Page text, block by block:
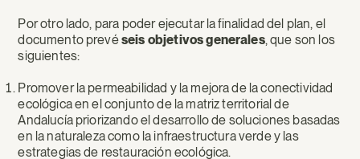
Por otro lado, para poder ejecutar la finalidad del plan, el
documento prevéseis objetivos generales, que son los
siguientes:
Promover la permeabilidad y la mejora de la conectividad
ecológica en el conjunto de la matriz territorial de
Andalucía priorizando el desarrollo de soluciones basadas
en la naturaleza como la infraestructura verde y las
estrategias de restauración ecológica.